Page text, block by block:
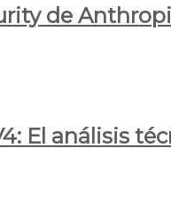
de
El análisis